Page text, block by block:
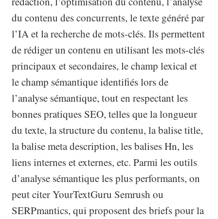
du contenu des concurrents, le texte généré par
l’IA et la recherche de mots-clés. Ils permettent
de rédiger un contenu en utilisant les mots-clés
principaux et secondaires, le champ lexical et
le champ sémantique identifiés lors de
l’analyse sémantique, tout en respectant les
bonnes pratiques SEO, telles que la longueur
du texte, la structure du contenu, la balise title,
la balise meta description, les balises Hn, les
liens internes et externes, etc. Parmi les outils
d’analyse sémantique les plus performants, on
peut citer YourTextGuru Semrush ou
SERPmantics, qui proposent des briefs pour la